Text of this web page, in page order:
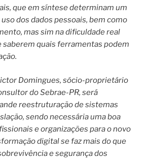
que em síntese determinam um
dos dados pessoais, bem como
mas sim na dificuldade real
saberem quais ferramentas podem
Domingues, sócio-proprietário
do Sebrae-PR, será
reestruturação de sistemas
sendo necessária uma boa
e organizações para o novo
digital se faz mais do que
e segurança dos